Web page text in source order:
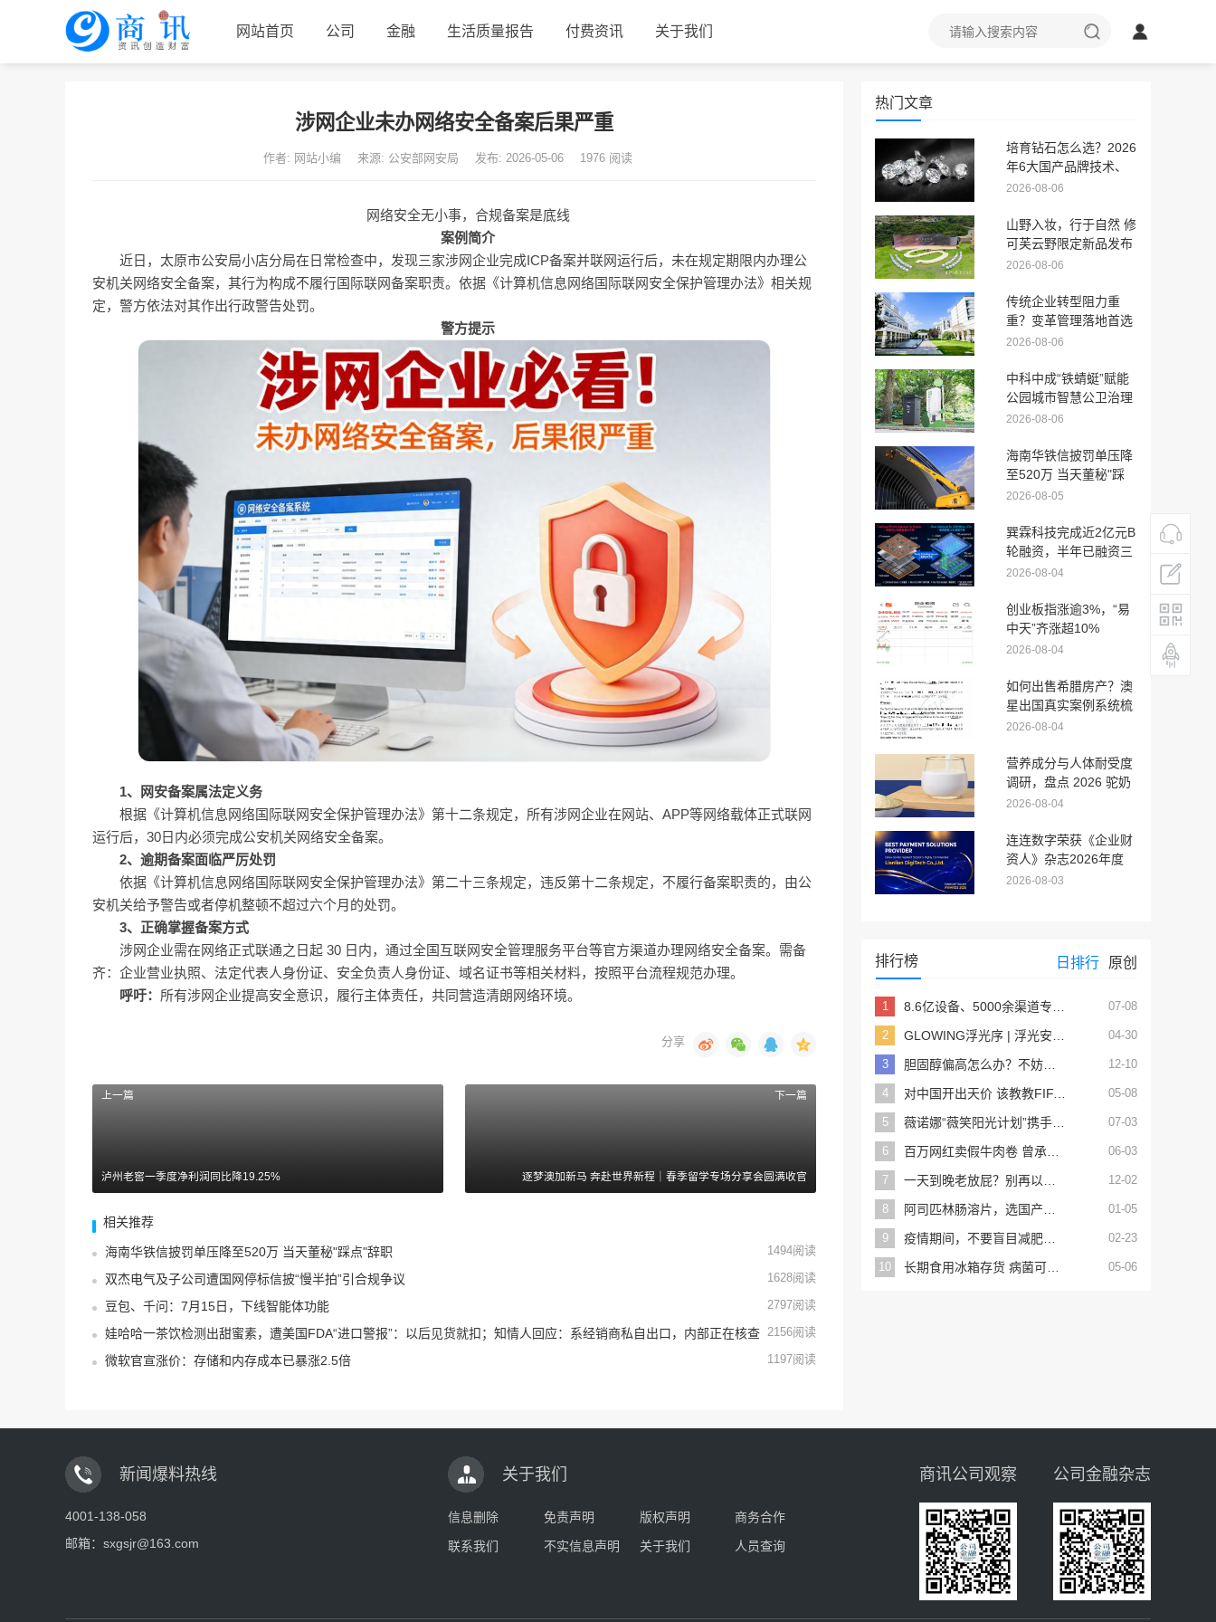
网站首页 公司 金融 生活质量报告 付费资讯 关于我们
涉网企业未办网络安全备案后果严重
作者: 网站小编 来源: 公安部网安局 发布: 2026-05-06 1976 阅读
网络安全无小事，合规备案是底线
案例简介
近日，太原市公安局小店分局在日常检查中，发现三家涉网企业完成ICP备案并联网运行后，未在规定期限内办理公
安机关网络安全备案，其行为构成不履行国际联网备案职责。依据《计算机信息网络国际联网安全保护管理办法》相关规
定，警方依法对其作出行政警告处罚。
警方提示
1、网安备案属法定义务
根据《计算机信息网络国际联网安全保护管理办法》第十二条规定，所有涉网企业在网站、APP等网络载体正式联网
运行后，30日内必须完成公安机关网络安全备案。
2、逾期备案面临严厉处罚
依据《计算机信息网络国际联网安全保护管理办法》第二十三条规定，违反第十二条规定，不履行备案职责的，由公
安机关给予警告或者停机整顿不超过六个月的处罚。
3、正确掌握备案方式
涉网企业需在网络正式联通之日起 30 日内，通过全国互联网安全管理服务平台等官方渠道办理网络安全备案。需备
齐：企业营业执照、法定代表人身份证、安全负责人身份证、域名证书等相关材料，按照平台流程规范办理。
呼吁： 所有涉网企业提高安全意识，履行主体责任，共同营造清朗网络环境。
上一篇
泸州老窖一季度净利润同比降19.25%
下一篇
逐梦澳加新马 奔赴世界新程｜春季留学专场分享会圆满收官
相关推荐
海南华铁信披罚单压降至520万 当天董秘"踩点"辞职 1494阅读
双杰电气及子公司遭国网停标信披“慢半拍”引合规争议 1628阅读
豆包、千问：7月15日，下线智能体功能 2797阅读
娃哈哈一茶饮检测出甜蜜素，遭美国FDA“进口警报”：以后见货就扣；知情人回应：系经销商私自出口，内部正在核查 2156阅读
微软官宣涨价：存储和内存成本已暴涨2.5倍 1197阅读
热门文章
培育钻石怎么选？2026
年6大国产品牌技术、
认证与价格完整对比
2026-08-06
山野入妆，行于自然 修
可芙云野限定新品发布
会圆满落幕！
2026-08-06
传统企业转型阻力重
重？变革管理落地首选
中欧EMBA
2026-08-06
中科中成“铁蜻蜓”赋能
公园城市智慧公卫治理
2026-08-06
海南华铁信披罚单压降
至520万 当天董秘"踩
点"辞职
2026-08-05
巽霖科技完成近2亿元B
轮融资，半年已融资三
轮
2026-08-04
创业板指涨逾3%，“易
中天”齐涨超10%
2026-08-04
如何出售希腊房产？澳
星出国真实案例系统梳
理
2026-08-04
营养成分与人体耐受度
调研，盘点 2026 驼奶
粉十大品牌，驼奶粉是
2026-08-04
连连数字荣获《企业财
资人》杂志2026年度
“最佳跨境支付解决方案
2026-08-03
排行榜 日排行 原创
1 07-08
2 04-30
3 12-10
4 05-08
5 07-03
6 06-03
7 12-02
8 01-05
9 02-23
10 05-06
新闻爆料热线
4001-138-058
邮箱： sxgsjr@163.com
关于我们
信息删除 免责声明 版权声明
商务合作
联系我们
不实信息声明 关于我们 人员查询
公司金融杂志
商讯公司观察